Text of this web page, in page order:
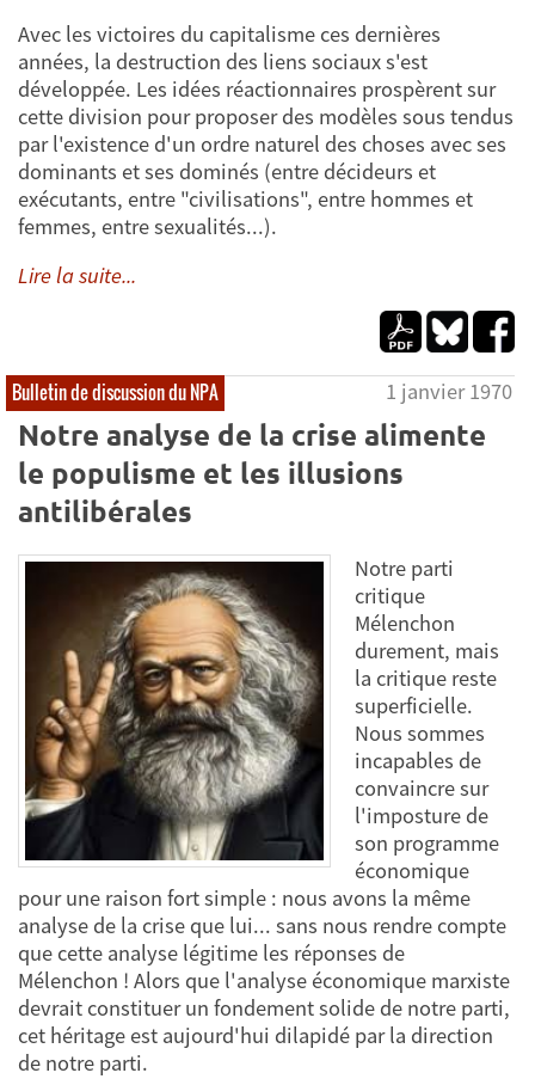
Avec les victoires du capitalisme ces dernières
années, la destruction des liens sociaux s'est
développée. Les idées réactionnaires prospèrent sur
cette division pour proposer des modèles sous tendus
par l'existence d'un ordre naturel des choses avec ses
dominants et ses dominés (entre décideurs et
exécutants, entre "civilisations", entre hommes et
femmes, entre sexualités...).
Lire la suite...
Bulletin de discussion du NPA 1 janvier 1970
Notre analyse de la crise alimente
le populisme et les illusions
antilibérales
Notre parti
critique
Mélenchon
durement, mais
la critique reste
superficielle.
Nous sommes
incapables de
convaincre sur
l'imposture de
son programme
économique
pour une raison fort simple : nous avons la même
analyse de la crise que lui... sans nous rendre compte
que cette analyse légitime les réponses de
Mélenchon ! Alors que l'analyse économique marxiste
devrait constituer un fondement solide de notre parti,
cet héritage est aujourd'hui dilapidé par la direction
de notre parti.